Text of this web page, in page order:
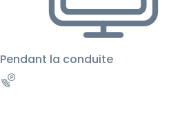
Pendant la conduite